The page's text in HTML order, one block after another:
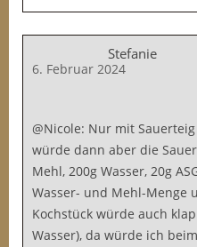
Stefanie
6. Februar 2024
@Nicole: Nur mit
würde dann aber die
Mehl, 200g Wasser, 20g
Wasser- und Mehl-Menge
Kochstück würde auch
Wasser), da würde ich